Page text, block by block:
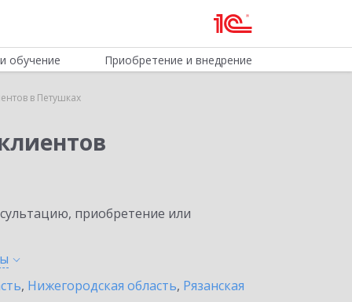
обучение Приобретение и внедрение
в Петушках
приобретение или
, Нижегородская область, Рязанская